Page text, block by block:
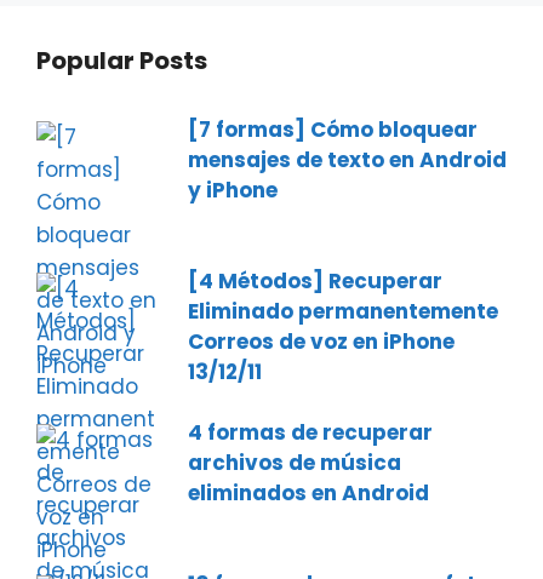
Popular Posts
[7 formas] Cómo bloquear
mensajes de texto en Android
y iPhone
[4 Métodos] Recuperar
Eliminado permanentemente
Correos de voz en iPhone
13/12/11
4 formas de recuperar
archivos de música
eliminados en Android